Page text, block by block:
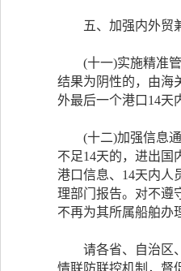
五、加强内外贸兼
(十一)实施精准管
结果为阴性的，由海
外最后一个港口14天
(十二)加强信息通
不足14天的，进出国
港口信息、14天内人
理部门报告。对不遵
不再为其所属船舶办
请各省、自治区、
情联防联控机制，督